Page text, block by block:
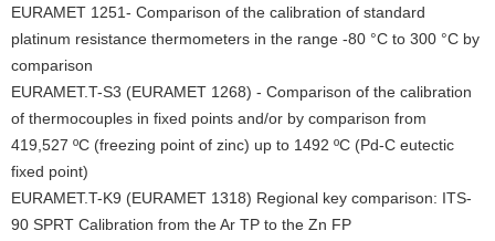
EURAMET 1251- Comparison of the calibration of standard
platinum resistance thermometers in the range -80 °C to 300 °C by
comparison
EURAMET.T-S3 (EURAMET 1268) - Comparison of the calibration
of thermocouples in fixed points and/or by comparison from
419,527 ºC (freezing point of zinc) up to 1492 ºC (Pd-C eutectic
fixed point)
EURAMET.T-K9 (EURAMET 1318) Regional key comparison: ITS-
90 SPRT Calibration from the Ar TP to the Zn FP